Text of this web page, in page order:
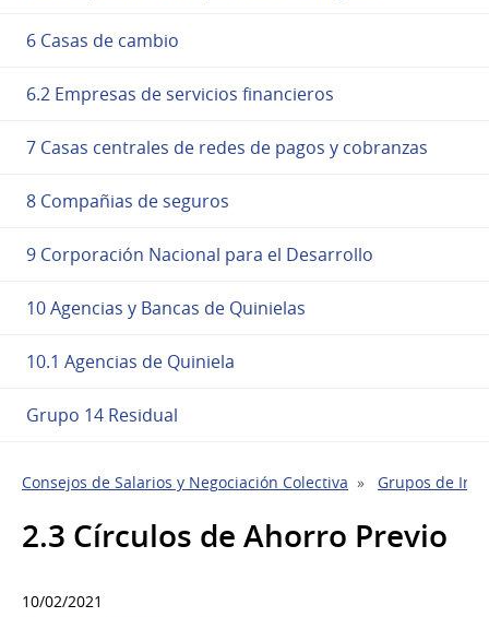
6 Casas de cambio
6.2 Empresas de servicios financieros
7 Casas centrales de redes de pagos y cobranzas
8 Compañias de seguros
9 Corporación Nacional para el Desarrollo
10 Agencias y Bancas de Quinielas
10.1 Agencias de Quiniela
Grupo 14 Residual
Consejos de Salarios y Negociación Colectiva Grupos de
2.3 Círculos de Ahorro Previo
10/02/2021